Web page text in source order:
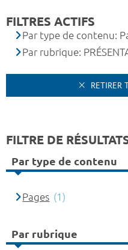
FILTRES ACTIFS
Par type de contenu:
Par rubrique:
RETIRER
FILTRE DE
Par type de contenu
Pages (1)
Par rubrique